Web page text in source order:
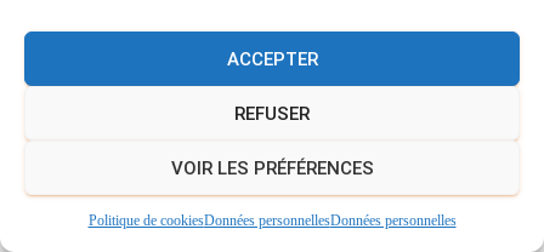
ACCEPTER
REFUSER
VOIR LES PRÉFÉRENCES
Politique de cookiesDonnées personnellesDonnées personnelles
7 Août 26
Chantier cabanes Belledonne